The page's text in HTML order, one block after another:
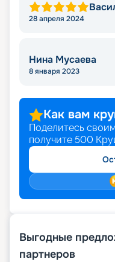
28 апреля 2024
Нина Мусаева
8 января 2023
Как вам
Поделитесь
получите 500
Выгодные
партнеров